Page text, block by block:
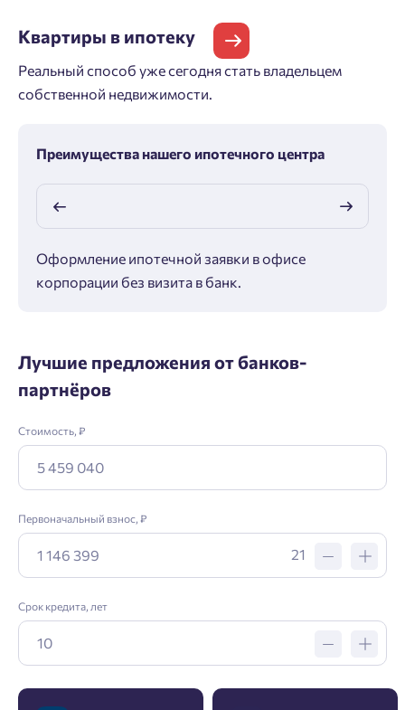
Квартиры в ипотеку
Реальный способ уже сегодня стать владельцем
собственной недвижимости.
Преимущества нашего ипотечного центра
Оформление ипотечной заявки в офисе
корпорации без визита в банк.
Лучшие предложения от банков-
партнёров
Стоимость, ₽
Первоначальный взнос, ₽
21
Срок кредита, лет
Проект